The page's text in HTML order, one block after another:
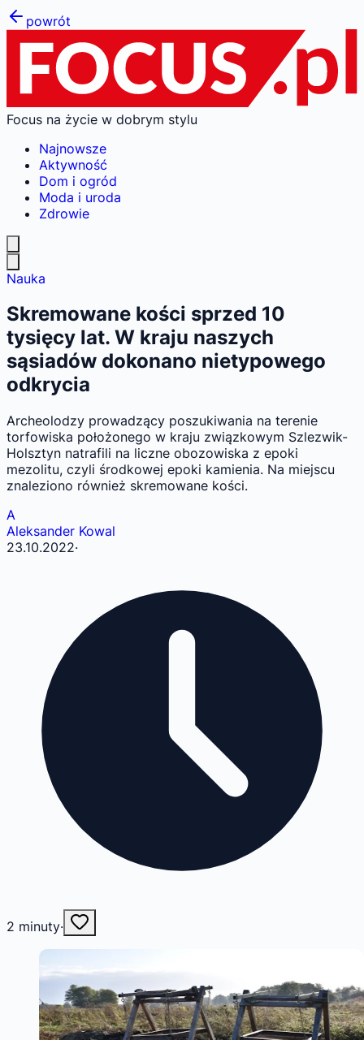
powrót
Focus na życie w dobrym stylu
Najnowsze
Aktywność
Dom i ogród
Moda i uroda
Zdrowie
Nauka
Skremowane kości sprzed 10
tysięcy lat. W kraju naszych
sąsiadów dokonano nietypowego
odkrycia
Archeolodzy prowadzący poszukiwania na terenie
torfowiska położonego w kraju związkowym Szlezwik-
Holsztyn natrafili na liczne obozowiska z epoki
mezolitu, czyli środkowej epoki kamienia. Na miejscu
znaleziono również skremowane kości.
A
Aleksander Kowal
23.10.2022·
2 minuty·